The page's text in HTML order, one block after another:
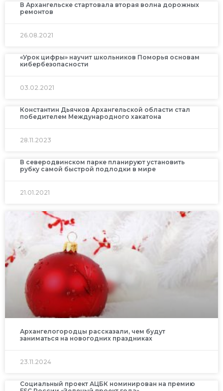
В Архангельске стартовала вторая волна дорожных
ремонтов
26.08.2021
«Урок цифры» научит школьников Поморья основам
кибербезопасности
03.02.2021
Константин Дьячков Архангельской области стал
победителем Международного хакатона
28.11.2023
В северодвинском парке планируют установить
рубку самой быстрой подлодки в мире
21.01.2021
Архангелогородцы рассказали, чем будут
заниматься на новогодних праздниках
23.11.2024
Социальный проект АЦБК номинирован на премию